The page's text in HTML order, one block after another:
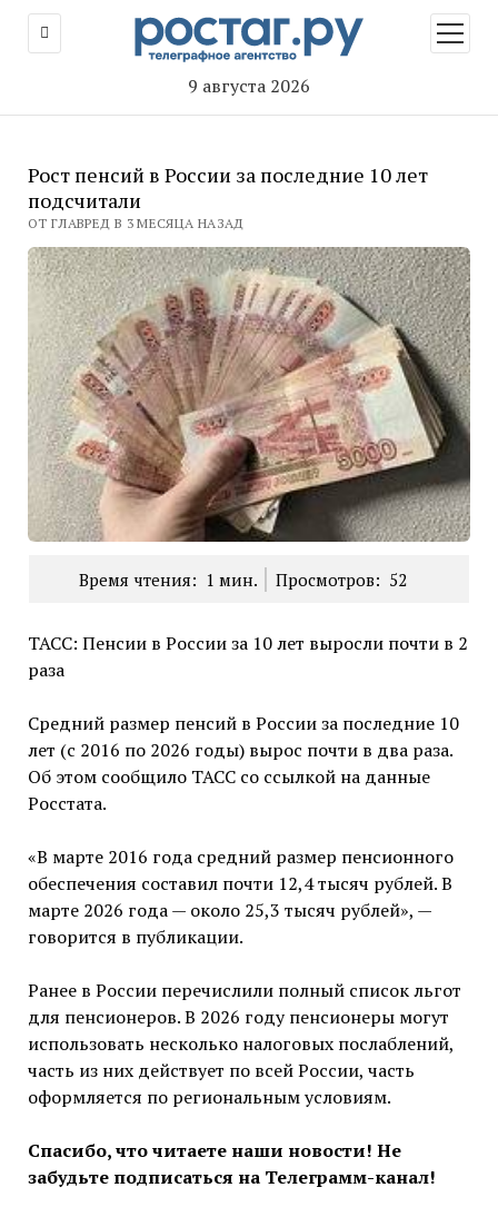
9 августа 2026
меню
Рост пенсий в России за последние 10 лет
подсчитали
ОТ ГЛАВРЕД В 3 МЕСЯЦА НАЗАД
Время чтения: 1 мин. Просмотров: 52
ТАСС: Пенсии в России за 10 лет выросли почти в 2
раза
Средний размер пенсий в России за последние 10
лет (с 2016 по 2026 годы) вырос почти в два раза.
Об этом сообщило ТАСС со ссылкой на данные
Росстата.
«В марте 2016 года средний размер пенсионного
обеспечения составил почти 12,4 тысяч рублей. В
марте 2026 года — около 25,3 тысяч рублей», —
говорится в публикации.
Ранее в России перечислили полный список льгот
для пенсионеров. В 2026 году пенсионеры могут
использовать несколько налоговых послаблений,
часть из них действует по всей России, часть
оформляется по региональным условиям.
Спасибо, что читаете наши новости! Не
забудьте подписаться на Телеграмм-канал!